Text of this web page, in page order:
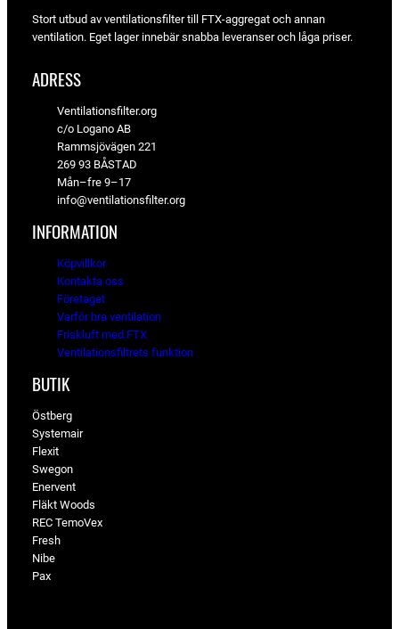
Stort utbud av ventilationsfilter till FTX-aggregat och annan
ventilation. Eget lager innebär snabba leveranser och låga priser.
ADRESS
Ventilationsfilter.org
c/o Logano AB
Rammsjövägen 221
269 93 BÅSTAD
Mån–fre 9–17
info@ventilationsfilter.org
INFORMATION
Köpvillkor
Kontakta oss
Företaget
Varför bra ventilation
Friskluft med FTX
Ventilationsfiltrets funktion
BUTIK
Östberg
Systemair
Flexit
Swegon
Enervent
Fläkt Woods
REC TemoVex
Fresh
Nibe
Pax